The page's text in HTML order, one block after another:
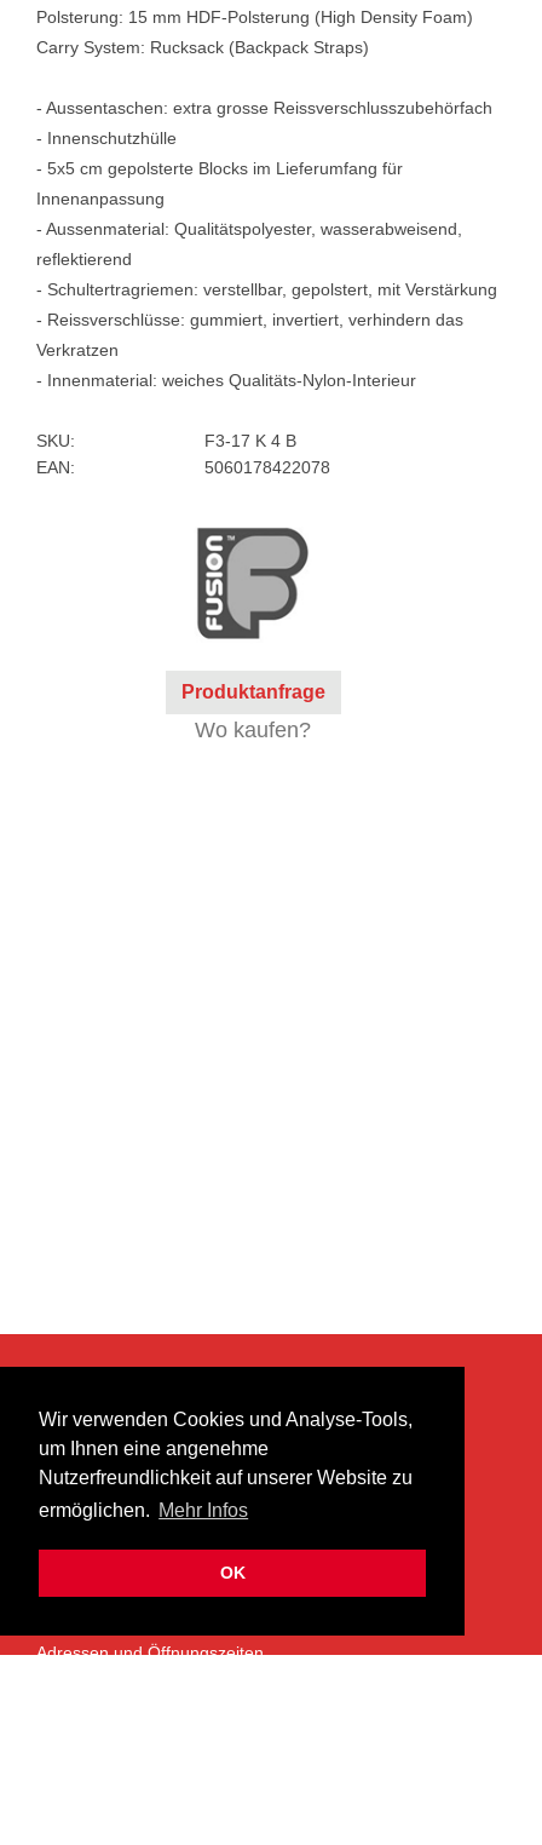
Wir verwenden Cookies und Analyse-Tools,
um Ihnen eine angenehme
Nutzerfreundlichkeit auf unserer Website zu
ermöglichen. Mehr Infos
OK
Polsterung: 15 mm HDF-Polsterung (High Density Foam)
Carry System: Rucksack (Backpack Straps)
- Aussentaschen: extra grosse Reissverschlusszubehörfach
- Innenschutzhülle
- 5x5 cm gepolsterte Blocks im Lieferumfang für
Innenanpassung
- Aussenmaterial: Qualitätspolyester, wasserabweisend,
reflektierend
- Schultertragriemen: verstellbar, gepolstert, mit Verstärkung
- Reissverschlüsse: gummiert, invertiert, verhindern das
Verkratzen
- Innenmaterial: weiches Qualitäts-Nylon-Interieur
SKU:
F3-17 K 4 B
EAN:
5060178422078
Produktanfrage
Wo kaufen?
heer musik ag
Lättenstrasse 35
8952 Schlieren
info@heermusic.com
ÜBER UNS
Adressen und Öffnungszeiten